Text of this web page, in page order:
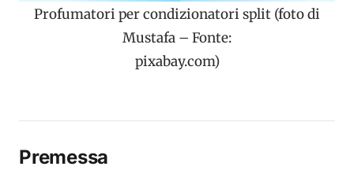
Profumatori per condizionatori split (foto di
Mustafa – Fonte:
pixabay.com)
Premessa